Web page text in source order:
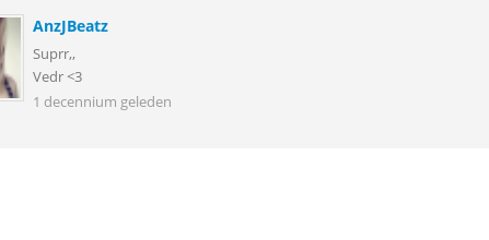
AnzJBeatz
Suprr,,
Vedr <3
1 decennium geleden